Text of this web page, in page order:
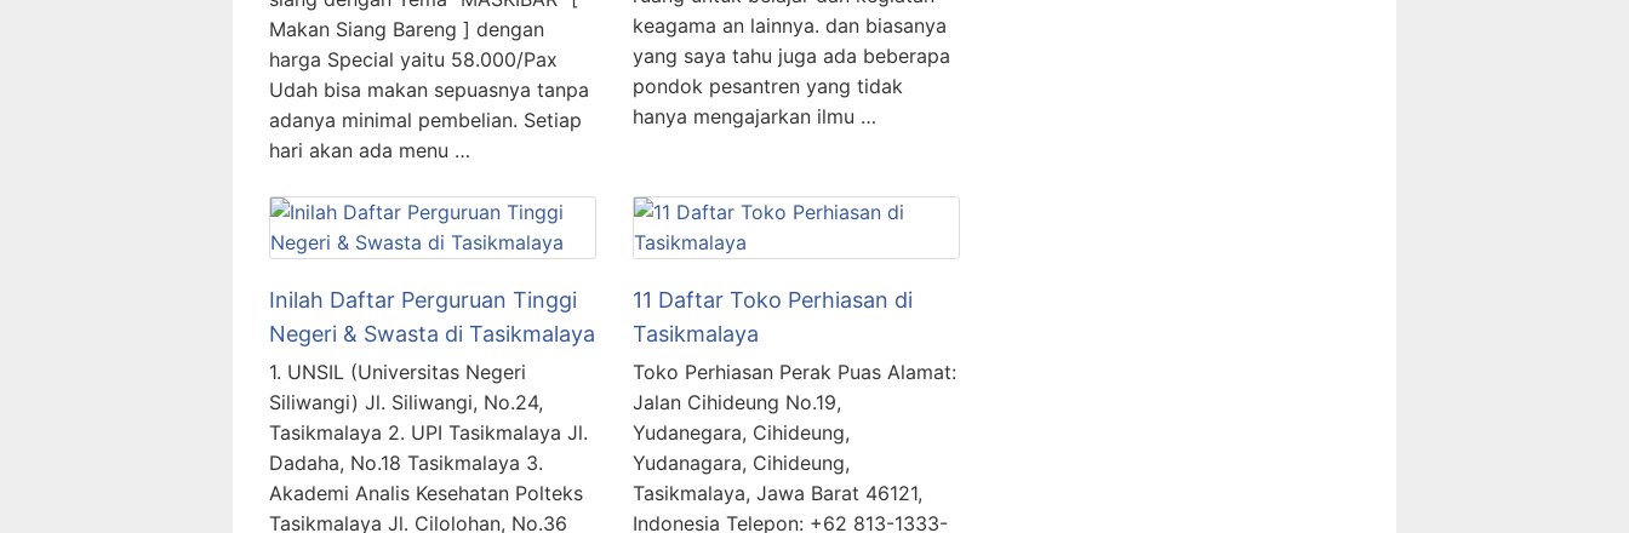
Makan Siang Bareng ] dengan
harga Special yaitu 58.000/Pax
Udah bisa makan sepuasnya tanpa
adanya minimal pembelian. Setiap
hari akan ada menu …
keagama an lainnya. dan biasanya
yang saya tahu juga ada beberapa
pondok pesantren yang tidak
hanya mengajarkan ilmu …
Inilah Daftar Perguruan Tinggi
Negeri & Swasta di Tasikmalaya
1. UNSIL (Universitas Negeri
Siliwangi) Jl. Siliwangi, No.24,
Tasikmalaya 2. UPI Tasikmalaya Jl.
Dadaha, No.18 Tasikmalaya 3.
Akademi Analis Kesehatan Polteks
Tasikmalaya Jl. Cilolohan, No.36
11 Daftar Toko Perhiasan di
Tasikmalaya
Toko Perhiasan Perak Puas Alamat:
Jalan Cihideung No.19,
Yudanegara, Cihideung,
Yudanagara, Cihideung,
Tasikmalaya, Jawa Barat 46121,
Indonesia Telepon: +62 813-1333-